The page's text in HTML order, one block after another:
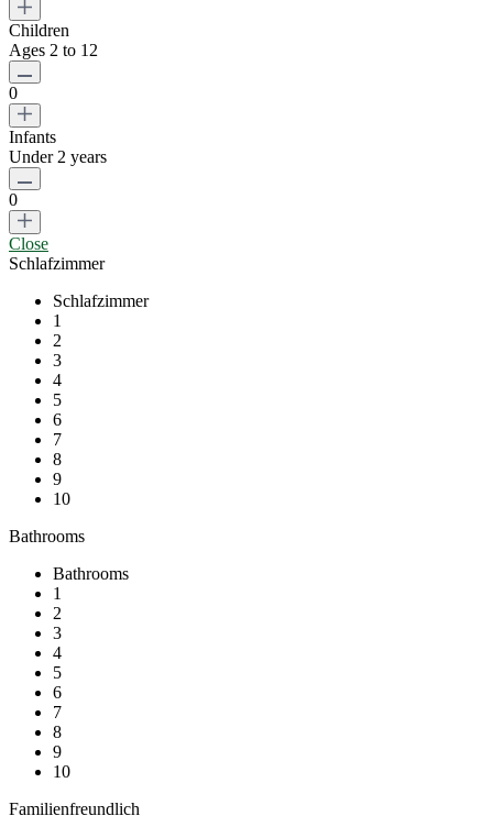
Children
Ages 2 to 12
0
Infants
Under 2 years
0
Close
Schlafzimmer
Schlafzimmer
1
2
3
4
5
6
7
8
9
10
Bathrooms
Bathrooms
1
2
3
4
5
6
7
8
9
10
Familienfreundlich